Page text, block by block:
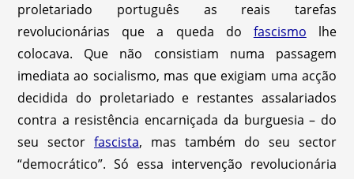
proletariado português as reais tarefas
revolucionárias que a queda do fascismo lhe
colocava. Que não consistiam numa passagem
imediata ao socialismo, mas que exigiam uma acção
decidida do proletariado e restantes assalariados
contra a resistência encarniçada da burguesia – do
seu sectorfascista, mas também do seu sector
“democrático”. Só essa intervenção revolucionária